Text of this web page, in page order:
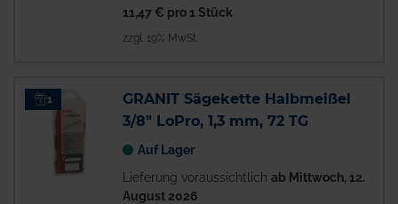
11,47 € pro 1 Stück
zzgl. 19% MwSt.
1
GRANIT Sägekette Halbmeißel
3/8" LoPro, 1,3 mm, 72 TG
Auf Lager
Lieferung voraussichtlich ab Mittwoch, 12.
August 2026